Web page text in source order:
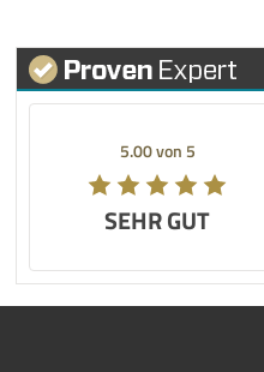
5.00 von 5
SEHR GUT